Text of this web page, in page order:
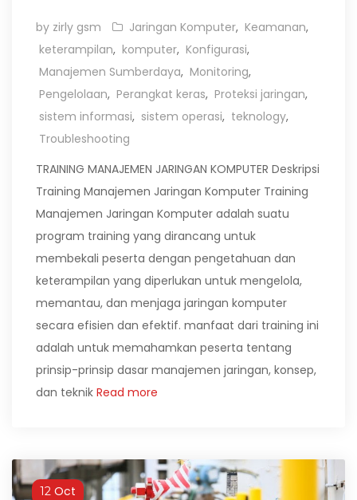
by zirly gsm Jaringan Komputer, Keamanan,
keterampilan, komputer, Konfigurasi,
Manajemen Sumberdaya, Monitoring,
Pengelolaan, Perangkat keras, Proteksi jaringan,
sistem informasi, sistem operasi, teknology,
Troubleshooting
TRAINING MANAJEMEN JARINGAN KOMPUTER Deskripsi
Training Manajemen Jaringan Komputer Training
Manajemen Jaringan Komputer adalah suatu
program training yang dirancang untuk
membekali peserta dengan pengetahuan dan
keterampilan yang diperlukan untuk mengelola,
memantau, dan menjaga jaringan komputer
secara efisien dan efektif. manfaat dari training ini
adalah untuk memahamkan peserta tentang
prinsip-prinsip dasar manajemen jaringan, konsep,
dan teknik Read more
12 Oct